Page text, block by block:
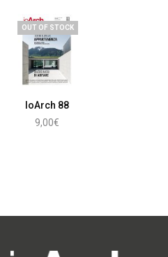
OUT OF STOCK
IoArch 88
9,00€